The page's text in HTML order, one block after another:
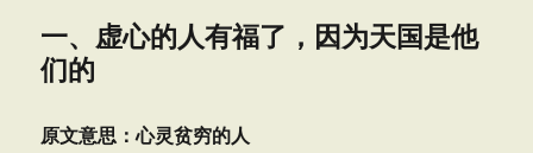
一、虚心的人有福了，因为天国是他
们的
原文意思：心灵贫穷的人